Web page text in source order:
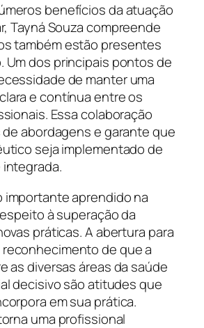
benefícios da atuação
Tayná Souza compreende
também estão presentes
Um dos principais pontos de
de manter uma
e contínua entre os
Essa colaboração
abordagens e garante que
seja implementado de
aprendido na
à superação da
práticas. A abertura para
de que a
as diversas áreas da saúde
decisivo são atitudes que
em sua prática.
uma profissional